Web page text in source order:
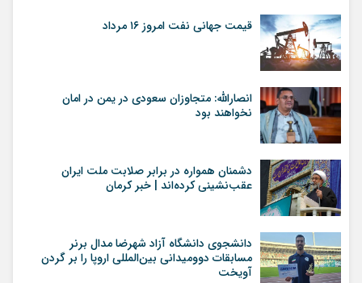
قیمت جهانی نفت امروز ۱۶ مرداد
انصارالله: متجاوزان سعودی در یمن در امان
نخواهند بود
دشمنان همواره در برابر صلابت ملت ایران
عقب‌نشینی کرده‌اند | خبر کرمان
دانشجوی دانشگاه آزاد شهرضا مدال برنر
مسابقات دوومیدانی بین‌المللی اروپا را بر گردن
آویخت